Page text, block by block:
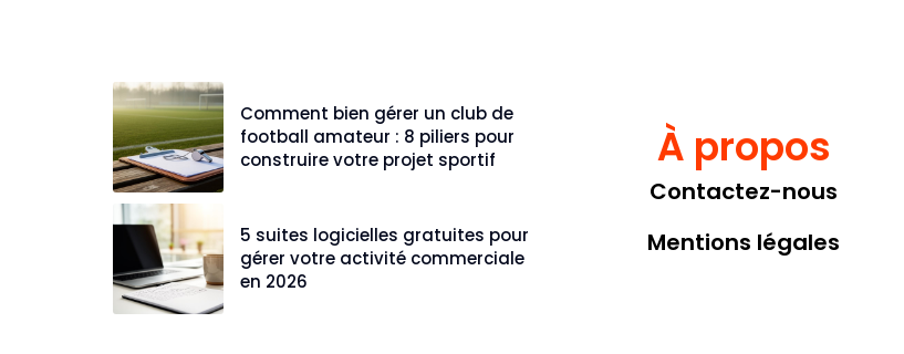
Comment bien gérer un club de
football amateur : 8 piliers pour
construire votre projet sportif
5 suites logicielles gratuites pour
gérer votre activité commerciale
en 2026
À propos
Contactez-nous
Mentions légales